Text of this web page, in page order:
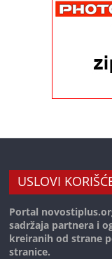
USLOVI
Portal
sadržaja partnera i
kreiranih od strane
stranice.